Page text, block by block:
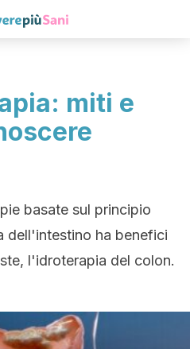
miti e
basate sul principio
dell'intestino ha benefici
l'idroterapia del colon.